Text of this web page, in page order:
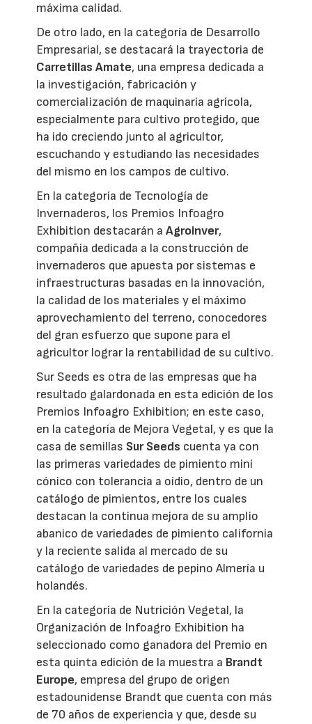
máxima calidad.
De otro lado, en la categoría de Desarrollo
Empresarial, se destacará la trayectoria de
Carretillas Amate, una empresa dedicada a
la investigación, fabricación y
comercialización de maquinaria agrícola,
especialmente para cultivo protegido, que
ha ido creciendo junto al agricultor,
escuchando y estudiando las necesidades
del mismo en los campos de cultivo.
En la categoría de Tecnología de
Invernaderos, los Premios Infoagro
Exhibition destacarán aAgroinver,
compañía dedicada a la construcción de
invernaderos que apuesta por sistemas e
infraestructuras basadas en la innovación,
la calidad de los materiales y el máximo
aprovechamiento del terreno, conocedores
del gran esfuerzo que supone para el
agricultor lograr la rentabilidad de su cultivo.
Sur Seeds es otra de las empresas que ha
resultado galardonada en esta edición de los
Premios Infoagro Exhibition; en este caso,
en la categoría de Mejora Vegetal, y es que la
casa de semillas Sur Seeds cuenta ya con
las primeras variedades de pimiento mini
cónico con tolerancia a oídio, dentro de un
catálogo de pimientos, entre los cuales
destacan la continua mejora de su amplio
abanico de variedades de pimiento california
y la reciente salida al mercado de su
catálogo de variedades de pepino Almería u
holandés.
En la categoría de Nutrición Vegetal, la
Organización de Infoagro Exhibition ha
seleccionado como ganadora del Premio en
esta quinta edición de la muestra a Brandt
Europe, empresa del grupo de origen
estadounidense Brandt que cuenta con más
de 70 años de experiencia y que, desde su